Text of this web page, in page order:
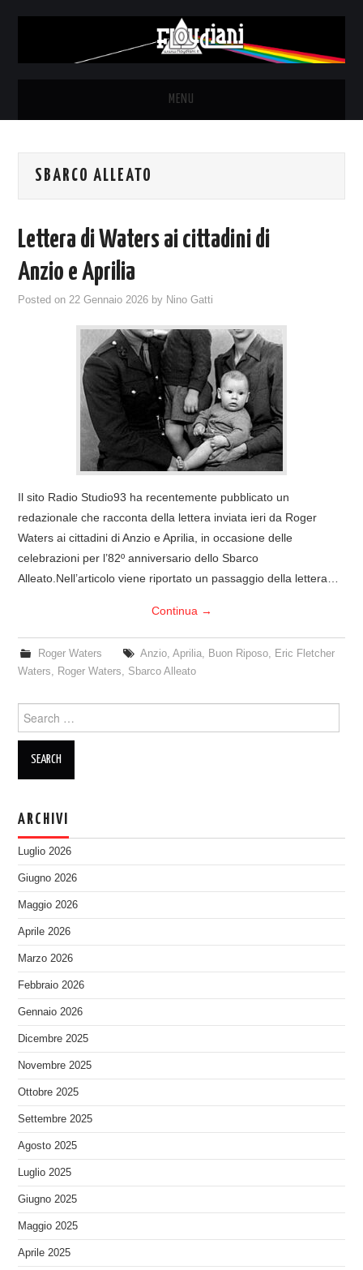
MENU
NEWS
SYD BARRETT – ALLE SOGLIE
DELL’ALBA
COVER & TRIBUTI
DISCOGRAFIA
LINKS
CONTATTI
POLICY/COOKIES
SBARCO ALLEATO
Lettera di Waters ai cittadini di
Anzio e Aprilia
Posted on22 Gennaio 2026 by Nino Gatti
Il sito Radio Studio93 ha recentemente pubblicato un
redazionale che racconta della lettera inviata ieri da Roger
Waters ai cittadini di Anzio e Aprilia, in occasione delle
celebrazioni per l’82º anniversario dello Sbarco
Alleato.Nell’articolo viene riportato un passaggio della lettera…
Continua →
Roger Waters Anzio, Aprilia, Buon Riposo, Eric Fletcher
Waters, Roger Waters, Sbarco Alleato
for:
ARCHIVI
Luglio 2026
Giugno 2026
Maggio 2026
Aprile 2026
Marzo 2026
Febbraio 2026
Gennaio 2026
Dicembre 2025
Novembre 2025
Ottobre 2025
Settembre 2025
Agosto 2025
Luglio 2025
Giugno 2025
Maggio 2025
Aprile 2025